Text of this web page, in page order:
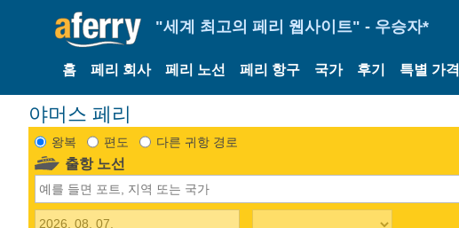
"세계 최고의 페리 웹사이트" - 우승자*
홈 페리 회사 페리 노선 페리 항구 국가 후기 특별 가격
야머스 페리
왕복 편도 다른 귀항 경로
출항 노선